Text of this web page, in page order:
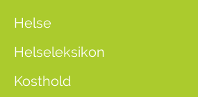
Helse
Helseleksikon
Kosthold